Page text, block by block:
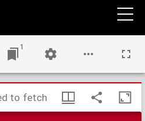
1
to fetch